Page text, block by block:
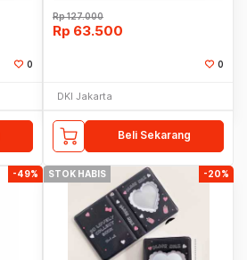
0
Rp127.000
Rp 63.500
0
DKI Jakarta
Beli Sekarang
-49% STOK HABIS -20%